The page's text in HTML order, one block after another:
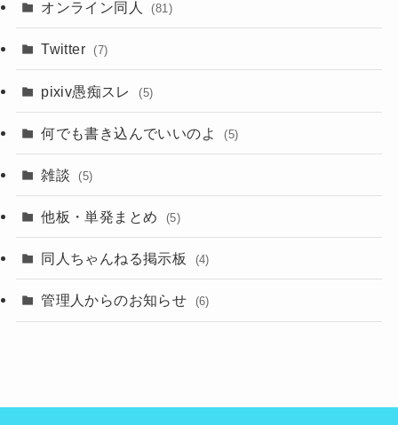
オンライン同人 (81)
Twitter (7)
pixiv愚痴スレ (5)
何でも書き込んでいいのよ (5)
雑談 (5)
他板・単発まとめ (5)
同人ちゃんねる掲示板 (4)
管理人からのお知らせ (6)